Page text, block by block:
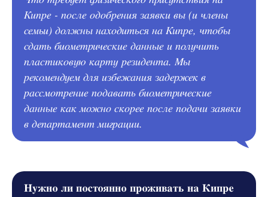
Кипре - после одобрения заявки вы (и члены
семьи) должны находиться на Кипре, чтобы
сдать биометрические данные и получить
пластиковую карту резидента. Мы
рекомендуем для избежания задержек в
рассмотрение подавать биометрические
данные как можно скорее после подачи заявки
в департамент миграции.
Нужно ли постоянно проживать на Кипре